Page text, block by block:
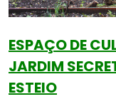
ESPAÇO DE
JARDIM
ESTEIO